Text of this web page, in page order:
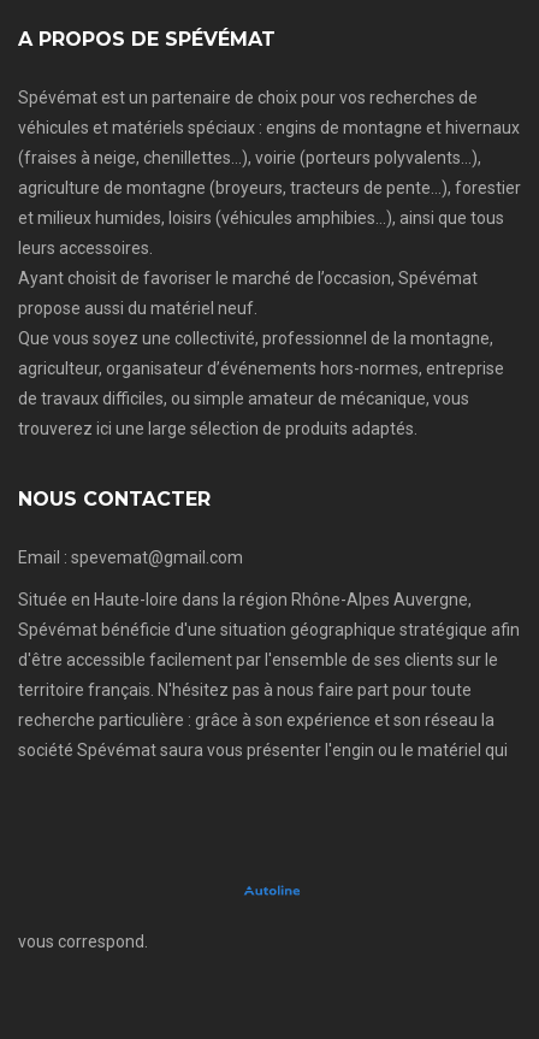
A PROPOS DE SPÉVÉMAT
Spévémat est un partenaire de choix pour vos recherches de
véhicules et matériels spéciaux : engins de montagne et hivernaux
(fraises à neige, chenillettes…), voirie (porteurs polyvalents…),
agriculture de montagne (broyeurs, tracteurs de pente…), forestier
et milieux humides, loisirs (véhicules amphibies…), ainsi que tous
leurs accessoires.
Ayant choisit de favoriser le marché de l’occasion, Spévémat
propose aussi du matériel neuf.
Que vous soyez une collectivité, professionnel de la montagne,
agriculteur, organisateur d’événements hors-normes, entreprise
de travaux difficiles, ou simple amateur de mécanique, vous
trouverez ici une large sélection de produits adaptés.
NOUS CONTACTER
Email : spevemat@gmail.com
Située en Haute-loire dans la région Rhône-Alpes Auvergne,
Spévémat bénéficie d'une situation géographique stratégique afin
d'être accessible facilement par l'ensemble de ses clients sur le
territoire français. N'hésitez pas à nous faire part pour toute
recherche particulière : grâce à son expérience et son réseau la
société Spévémat saura vous présenter l'engin ou le matériel qui
vous correspond.